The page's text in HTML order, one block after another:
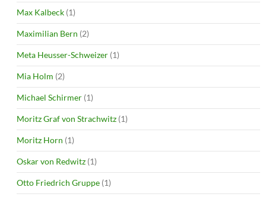
Max Kalbeck (1)
Maximilian Bern (2)
Meta Heusser-Schweizer (1)
Mia Holm (2)
Michael Schirmer (1)
Moritz Graf von Strachwitz (1)
Moritz Horn (1)
Oskar von Redwitz (1)
Otto Friedrich Gruppe (1)